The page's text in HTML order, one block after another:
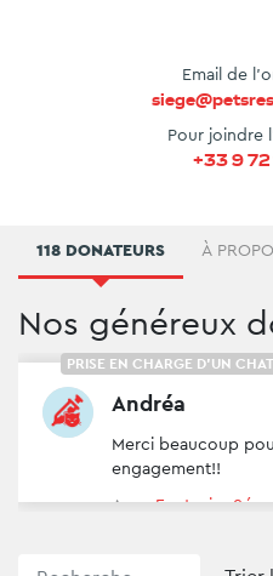
Email de
Pour joindre
+33 9
118 DONATEURS À
Nos généreux
Andréa
Merci beaucoup
engagement!!
AvecFontanier
PRISE EN CHARGE D'UN